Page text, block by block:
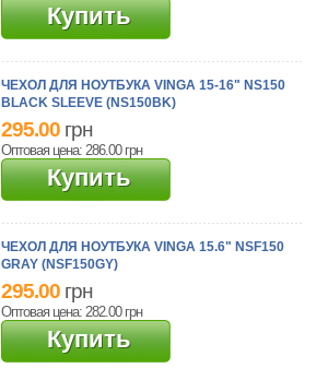
Купить
ЧЕХОЛ ДЛЯ НОУТБУКА VINGA 15-16" NS150
BLACK SLEEVE (NS150BK)
295.00 грн
Оптовая цена: 286.00 грн
Купить
ЧЕХОЛ ДЛЯ НОУТБУКА VINGA 15.6" NSF150
GRAY (NSF150GY)
295.00 грн
Оптовая цена: 282.00 грн
Купить